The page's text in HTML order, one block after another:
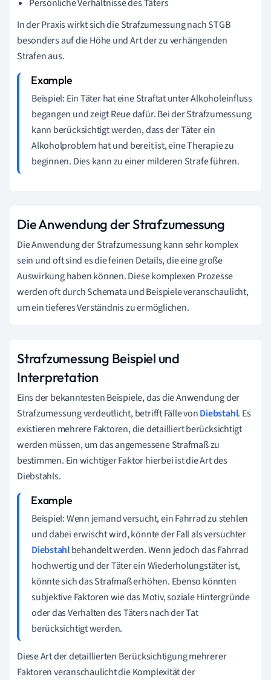
Persönliche Verhältnisse des Täters
In der Praxis wirkt sich die Strafzumessung nach STGB
besonders auf die Höhe und Art der zu verhängenden
Strafen aus.
Beispiel: Ein Täter hat eine Straftat unter Alkoholeinfluss
begangen und zeigt Reue dafür. Bei der Strafzumessung
kann berücksichtigt werden, dass der Täter ein
Alkoholproblem hat und bereit ist, eine Therapie zu
beginnen. Dies kann zu einer milderen Strafe führen.
Die Anwendung der Strafzumessung
Die Anwendung der Strafzumessung kann sehr komplex
sein und oft sind es die feinen Details, die eine große
Auswirkung haben können. Diese komplexen Prozesse
werden oft durch Schemata und Beispiele veranschaulicht,
um ein tieferes Verständnis zu ermöglichen.
Strafzumessung Beispiel und
Interpretation
Eins der bekanntesten Beispiele, das die Anwendung der
Strafzumessung verdeutlicht, betrifft Fälle vonDiebstahl. Es
existieren mehrere Faktoren, die detailliert berücksichtigt
werden müssen, um das angemessene Strafmaß zu
bestimmen. Ein wichtiger Faktor hierbei ist die Art des
Diebstahls.
Beispiel: Wenn jemand versucht, ein Fahrrad zu stehlen
und dabei erwischt wird, könnte der Fall als versuchter
Diebstahlbehandelt werden. Wenn jedoch das Fahrrad
hochwertig und der Täter ein Wiederholungstäter ist,
könnte sich das Strafmaß erhöhen. Ebenso könnten
subjektive Faktoren wie das Motiv, soziale Hintergründe
oder das Verhalten des Täters nach der Tat
berücksichtigt werden.
Diese Art der detaillierten Berücksichtigung mehrerer
Faktoren veranschaulicht die Komplexität der